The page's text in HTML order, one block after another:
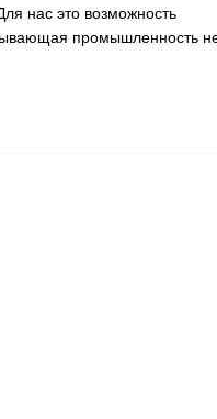
нас это возможность
промышленность